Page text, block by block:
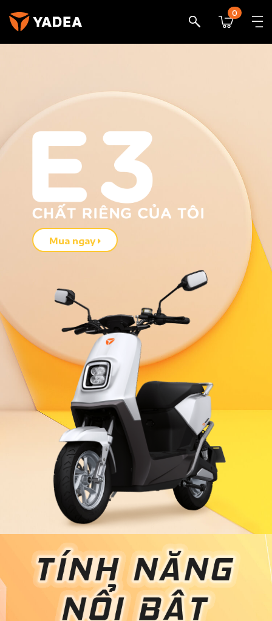
0
Mua ngay